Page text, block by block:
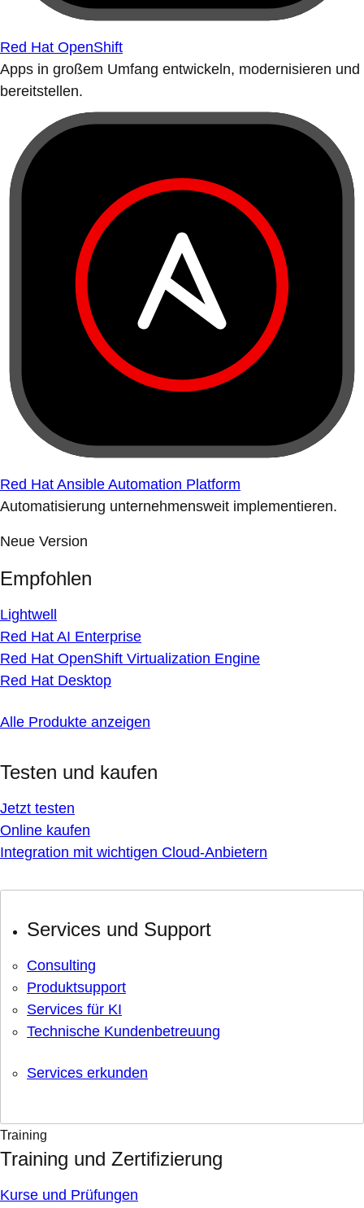
Red Hat OpenShift
Apps in großem Umfang entwickeln, modernisieren und
bereitstellen.
Red Hat Ansible Automation Platform
Automatisierung unternehmensweit implementieren.
Neue Version
Empfohlen
Lightwell
Red Hat AI Enterprise
Red Hat OpenShift Virtualization Engine
Red Hat Desktop
Alle Produkte anzeigen
Testen und kaufen
Jetzt testen
Online kaufen
Integration mit wichtigen Cloud-Anbietern
Services und Support
Consulting
Produktsupport
Services für KI
Technische Kundenbetreuung
Services erkunden
Training
Training und Zertifizierung
Kurse und Prüfungen